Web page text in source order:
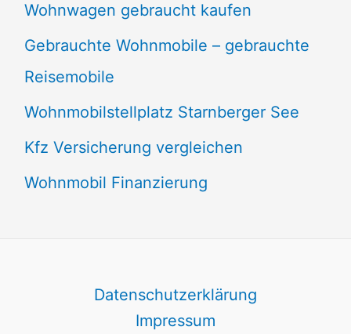
Wohnwagen gebraucht kaufen
Gebrauchte Wohnmobile – gebrauchte
Reisemobile
Wohnmobilstellplatz Starnberger See
Kfz Versicherung vergleichen
Wohnmobil Finanzierung
Datenschutzerklärung
Impressum